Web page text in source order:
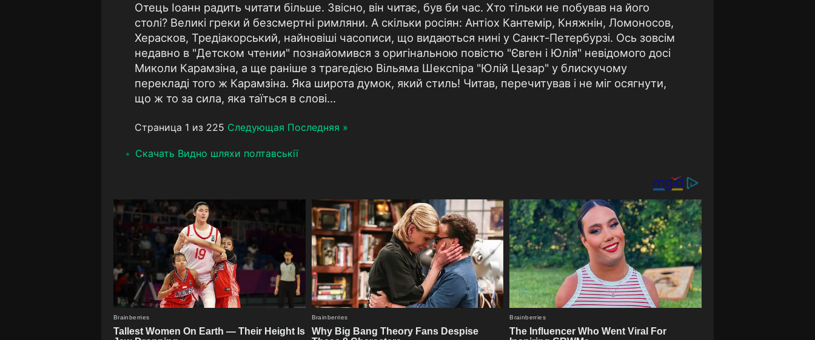
Отець Іоанн радить читати більше. Звісно, він читає, був би час. Хто тільки не побував на його
столі? Великі греки й безсмертні римляни. А скільки росіян: Антіох Кантемір, Княжнін, Ломоносов,
Херасков, Тредіакорський, найновіші часописи, що видаються нині у Санкт-Петербурзі. Ось зовсім
недавно в "Детском чтении" познайомився з оригінальною повістю "Євген і Юлія" невідомого досі
Миколи Карамзіна, а ще раніше з трагедією Вільяма Шекспіра "Юлій Цезар" у блискучому
перекладі того ж Карамзіна. Яка широта думок, який стиль! Читав, перечитував і не міг осягнути,
що ж то за сила, яка таїться в слові...
Страница 1 из 225 Следующая Последняя »
Скачать Видно шляхи полтавськії